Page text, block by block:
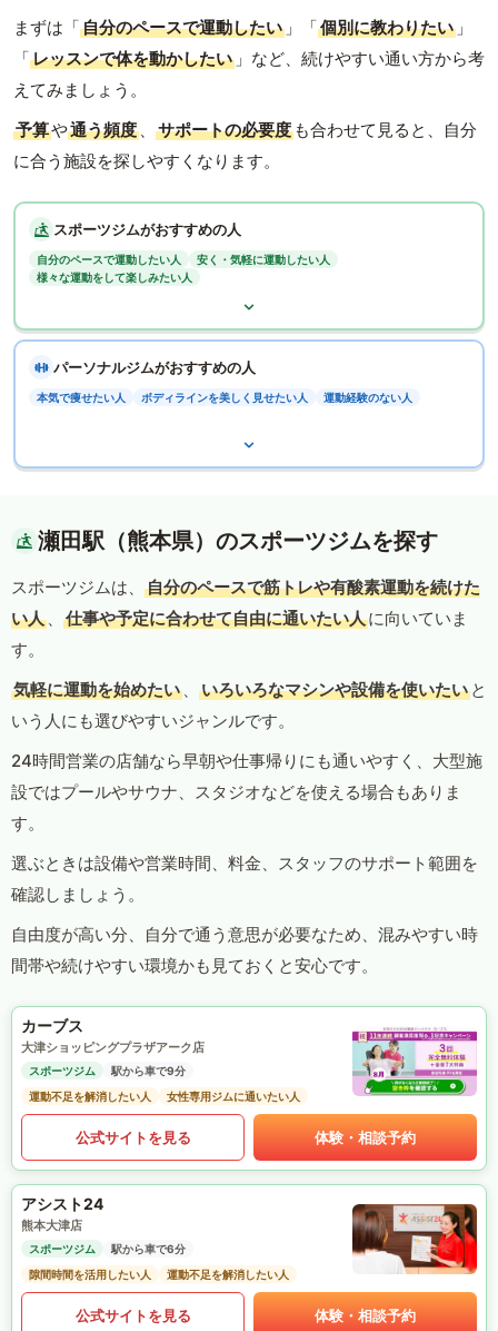
まずは「自分のペースで運動したい 」「個別に教わりたい 」
「レッスンで体を動かしたい 」など、続けやすい通い方から考
えてみましょう。
予算や通う頻度 、 サポートの必要度 も合わせて見ると、自分
に合う施設を探しやすくなります。
スポーツジムがおすすめの人
自分のペースで運動したい人
安く・気軽に運動したい人
様々な運動をして楽しみたい人
パーソナルジムがおすすめの人
本気で痩せたい人 ボディラインを美しく見せたい人 運動経験のない人
瀬田駅（熊本県）のスポーツジムを探す
スポーツジムは、
自分のペースで筋トレや有酸素運動を続けた
い人 、 仕事や予定に合わせて自由に通いたい人に向いていま
す。
気軽に運動を始めたい 、 いろいろなマシンや設備を使いたい と
いう人にも選びやすいジャンルです。
24時間営業の店舗なら早朝や仕事帰りにも通いやすく、大型施
設ではプールやサウナ、スタジオなどを使える場合もありま
す。
選ぶときは設備や営業時間、料金、スタッフのサポート範囲を
確認しましょう。
自由度が高い分、自分で通う意思が必要なため、混みやすい時
間帯や続けやすい環境かも見ておくと安心です。
カーブス
大津ショッピングプラザアーク店
スポーツジム
駅から車で9分
運動不足を解消したい人
女性専用ジムに通いたい人
公式サイトを見る 体験・相談予約
アシスト24
熊本大津店
スポーツジム
駅から車で6分
隙間時間を活用したい人
運動不足を解消したい人
公式サイトを見る 体験・相談予約